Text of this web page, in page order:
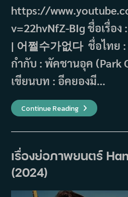
https://
v=22hvNfZ-BIg ชื่อเรื่อง
| 어쩔수가없다 ชื่อไทย :
กำกับ : พัคชานอุค (Park
เขียนบท : อีคยองมี…
Continue Readingเรื่อง
ย่อ
Other
นี้
ฆ่า
เรื่องย่อภาพยนตร์
(2024)